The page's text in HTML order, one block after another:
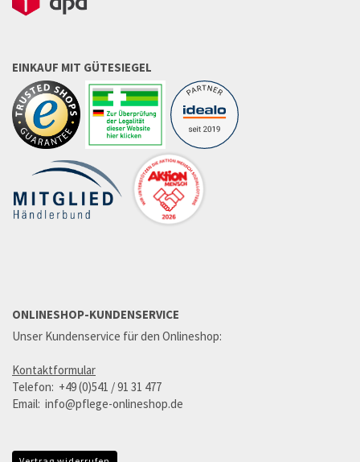
EINKAUF MIT GÜTESIEGEL
ONLINESHOP-KUNDENSERVICE
Unser Kundenservice für den Onlineshop:
Kontaktformular
Telefon: +49 (0)541 / 91 31 477
Email: info@pflege-onlineshop.de